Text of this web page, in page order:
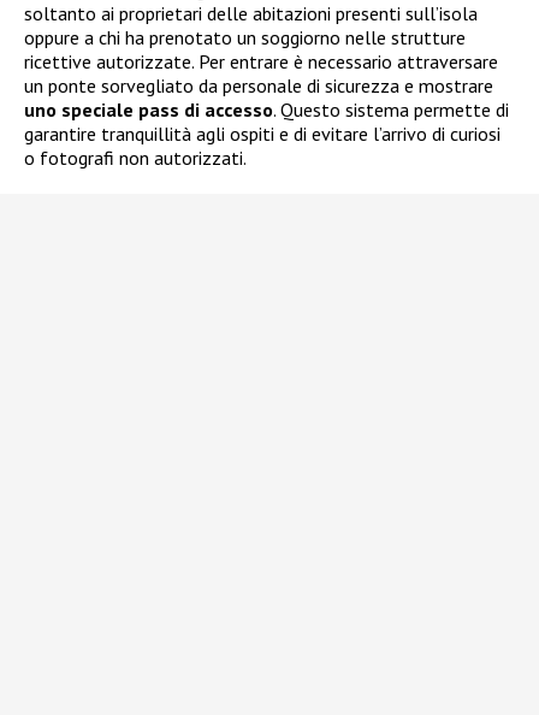
soltanto ai proprietari delle abitazioni presenti sull’isola
oppure a chi ha prenotato un soggiorno nelle strutture
ricettive autorizzate. Per entrare è necessario attraversare
un ponte sorvegliato da personale di sicurezza e mostrare
uno speciale pass di accesso. Questo sistema permette di
garantire tranquillità agli ospiti e di evitare l’arrivo di curiosi
o fotografi non autorizzati.